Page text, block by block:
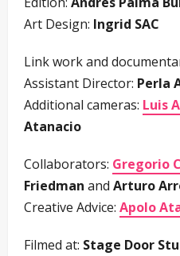
Art Design: Ingrid SAC
Link work and
Assistant Director: Perla
Additional cameras: Luis
Atanacio
Collaborators: Gregorio
Friedman and Arturo
Creative Advice: Apolo
Filmed at: Stage Door